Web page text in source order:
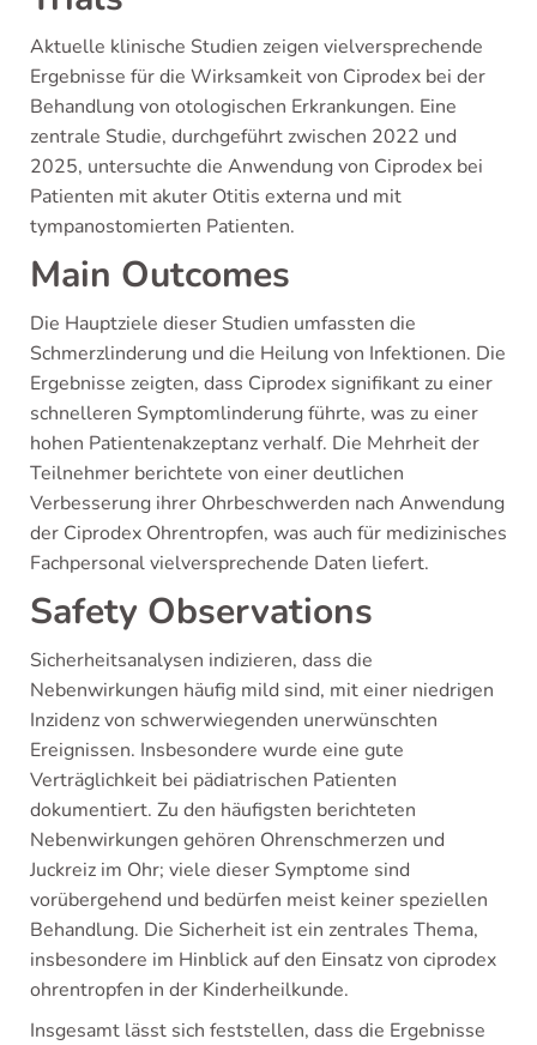
Aktuelle klinische Studien zeigen vielversprechende
Ergebnisse für die Wirksamkeit von Ciprodex bei der
Behandlung von otologischen Erkrankungen. Eine
zentrale Studie, durchgeführt zwischen 2022 und
2025, untersuchte die Anwendung von Ciprodex bei
Patienten mit akuter Otitis externa und mit
tympanostomierten Patienten.
Main Outcomes
Die Hauptziele dieser Studien umfassten die
Schmerzlinderung und die Heilung von Infektionen. Die
Ergebnisse zeigten, dass Ciprodex signifikant zu einer
schnelleren Symptomlinderung führte, was zu einer
hohen Patientenakzeptanz verhalf. Die Mehrheit der
Teilnehmer berichtete von einer deutlichen
Verbesserung ihrer Ohrbeschwerden nach Anwendung
der Ciprodex Ohrentropfen, was auch für medizinisches
Fachpersonal vielversprechende Daten liefert.
Safety Observations
Sicherheitsanalysen indizieren, dass die
Nebenwirkungen häufig mild sind, mit einer niedrigen
Inzidenz von schwerwiegenden unerwünschten
Ereignissen. Insbesondere wurde eine gute
Verträglichkeit bei pädiatrischen Patienten
dokumentiert. Zu den häufigsten berichteten
Nebenwirkungen gehören Ohrenschmerzen und
Juckreiz im Ohr; viele dieser Symptome sind
vorübergehend und bedürfen meist keiner speziellen
Behandlung. Die Sicherheit ist ein zentrales Thema,
insbesondere im Hinblick auf den Einsatz von ciprodex
ohrentropfen in der Kinderheilkunde.
Insgesamt lässt sich feststellen, dass die Ergebnisse